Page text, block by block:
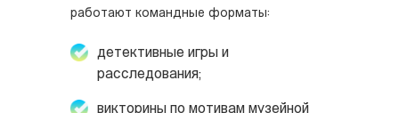
работают командные форматы:
детективные игры и
расследования;
викторины по мотивам музейной